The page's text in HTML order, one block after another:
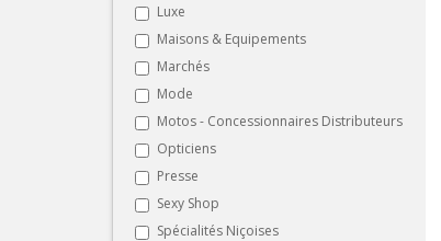
Luxe
Maisons & Equipements
Marchés
Mode
Motos - Concessionnaires Distributeurs
Opticiens
Presse
Sexy Shop
Spécialités Niçoises